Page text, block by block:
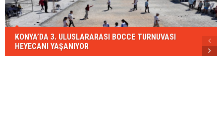
KONYA’DA 3. ULUSLARARASI BOCCE TURNUVASI
HEYECANI YAŞANIYOR